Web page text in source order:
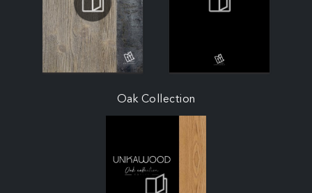
Oak Collection